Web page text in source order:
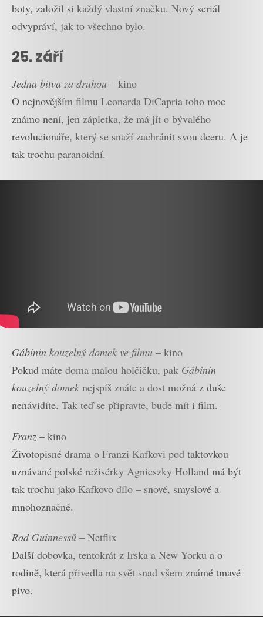
boty, založil si každý vlastní značku. Nový seriál
odvypráví, jak to všechno bylo.
25. září
Jedna bitva za druhou – kino
O nejnovějším filmu Leonarda DiCapria toho moc
známo není, jen zápletka, že má jít o bývalého
revolucionáře, který se snaží zachránit svou dceru. A je
tak trochu paranoidní.
Gábinin kouzelný domek ve filmu – kino
Pokud máte doma malou holčičku, pak Gábinin
kouzelný domek nejspíš znáte a dost možná z duše
nenávidíte. Tak teď se připravte, bude mít i film.
Franz – kino
Životopisné drama o Franzi Kafkovi pod taktovkou
uznávané polské režisérky Agnieszky Holland má být
tak trochu jako Kafkovo dílo – snové, smyslové a
mnohoznačné.
Rod Guinnessů – Netflix
Další dobovka, tentokrát z Irska a New Yorku a o
rodině, která přivedla na svět snad všem známé tmavé
pivo.